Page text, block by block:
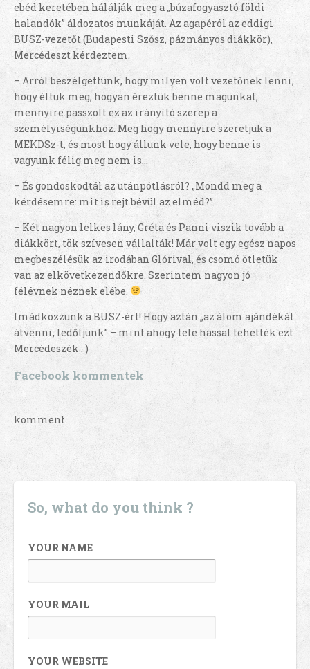
ebéd keretében hálálják meg a „búzafogyasztó földi
halandók” áldozatos munkáját. Az agapéról az eddigi
BUSZ-vezetőt (Budapesti Szósz, pázmányos diákkör),
Mercédeszt kérdeztem.
– Arról beszélgettünk, hogy milyen volt vezetőnek lenni,
hogy éltük meg, hogyan éreztük benne magunkat,
mennyire passzolt ez az irányító szerep a
személyiségünkhöz. Meg hogy mennyire szeretjük a
MEKDSz-t, és most hogy állunk vele, hogy benne is
vagyunk félig meg nem is…
– És gondoskodtál az utánpótlásról? „Mondd meg a
kérdésemre: mit is rejt bévül az elméd?”
– Két nagyon lelkes lány, Gréta és Panni viszik tovább a
diákkört, tök szívesen vállalták! Már volt egy egész napos
megbeszélésük az irodában Glórival, és csomó ötletük
van az elkövetkezendőkre. Szerintem nagyon jó
félévnek néznek elébe.
Imádkozzunk a BUSZ-ért! Hogy aztán „az álom ajándékát
átvenni, ledőljünk” – mint ahogy tele hassal tehették ezt
Mercédeszék : )
Facebook kommentek
komment
So, what do you think ?
YOUR NAME
YOUR MAIL
YOUR WEBSITE